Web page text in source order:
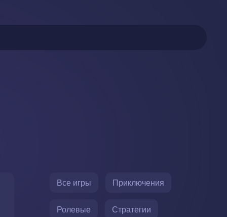
Все игры Приключения
Ролевые Стратегии